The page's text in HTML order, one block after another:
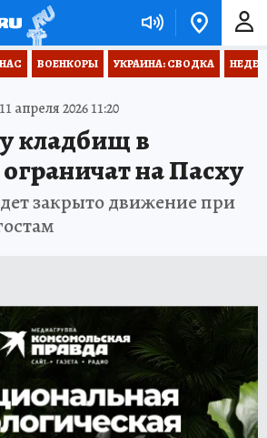
ВОЕНКОРЫ УКРАИНА: СВОДКА
11 апреля 2026 11:20
кладбищ в
на Пасху
закрыто движение при